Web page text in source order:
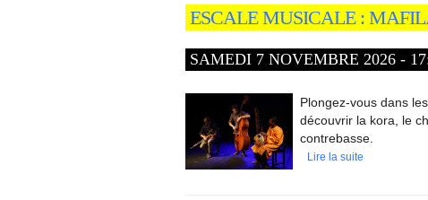
ESCALE MUSICALE :
SAMEDI 7 NOVEMBRE 2026 -
Plongez-vous dans
découvrir la kora, le
contrebasse.
Lire la suite